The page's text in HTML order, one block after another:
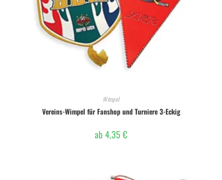
Wimpel
Vereins-Wimpel für Fanshop und Turniere 3-Eckig
ab4,35 €